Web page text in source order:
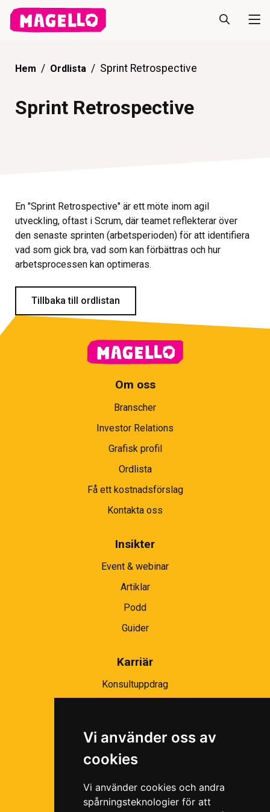
Vi använder oss av
cookies
Vi använder cookies och andra
spårningsteknologier för att
Hem Ordlista Sprint Retrospective
Sprint Retrospective
En "Sprint Retrospective" är ett möte inom agil
utveckling, oftast i Scrum, där teamet reflekterar över
den senaste sprinten (arbetsperioden) för att identifiera
vad som gick bra, vad som kan förbättras och hur
arbetsprocessen kan optimeras.
Tillbaka till ordlistan
Om oss
Branscher
Investor Relations
Grafisk profil
Ordlista
Få ett kostnadsförslag
Kontakta oss
Insikter
Event & webinar
Artiklar
Podd
Guider
Karriär
Konsultuppdrag
Ramavtal